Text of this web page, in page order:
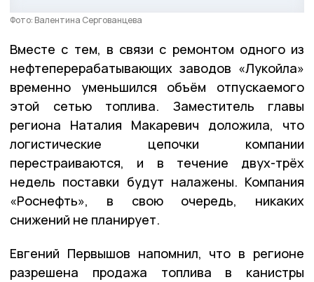
Фото: Валентина Сергованцева
Вместе с тем, в связи с ремонтом одного из
нефтеперерабатывающих заводов «Лукойла»
временно уменьшился объём отпускаемого
этой сетью топлива. Заместитель главы
региона Наталия Макаревич доложила, что
логистические цепочки компании
перестраиваются, и в течение двух-трёх
недель поставки будут налажены. Компания
«Роснефть», в свою очередь, никаких
снижений не планирует.
Евгений Первышов напомнил, что в регионе
разрешена продажа топлива в канистры